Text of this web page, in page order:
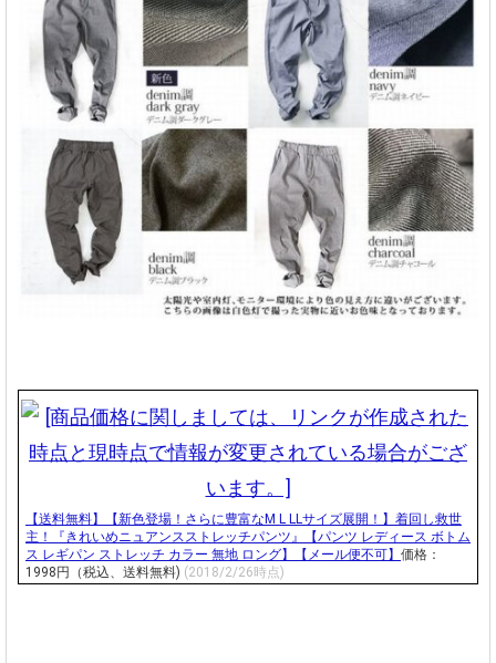
【送料無料】【新色登場！さらに豊富なM L LLサイズ展開！】着回し救世
主！『きれいめニュアンスストレッチパンツ』【パンツ レディース ボトム
ス レギパン ストレッチ カラー 無地 ロング】【メール便不可】 価格：
1998円（税込、送料無料) (2018/2/26時点)